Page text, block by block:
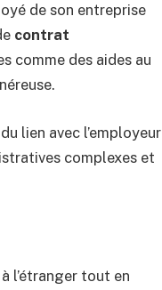
de son entreprise
contrat
comme des aides au
lien avec l’employeur
complexes et
l’étranger tout en